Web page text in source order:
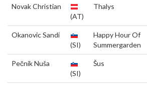
Novak Christian
(AT)
Thalys
Okanovic Sandi
(SI)
Happy Hour Of
Summergarden
Pečnik Nuša
(SI)
Šus